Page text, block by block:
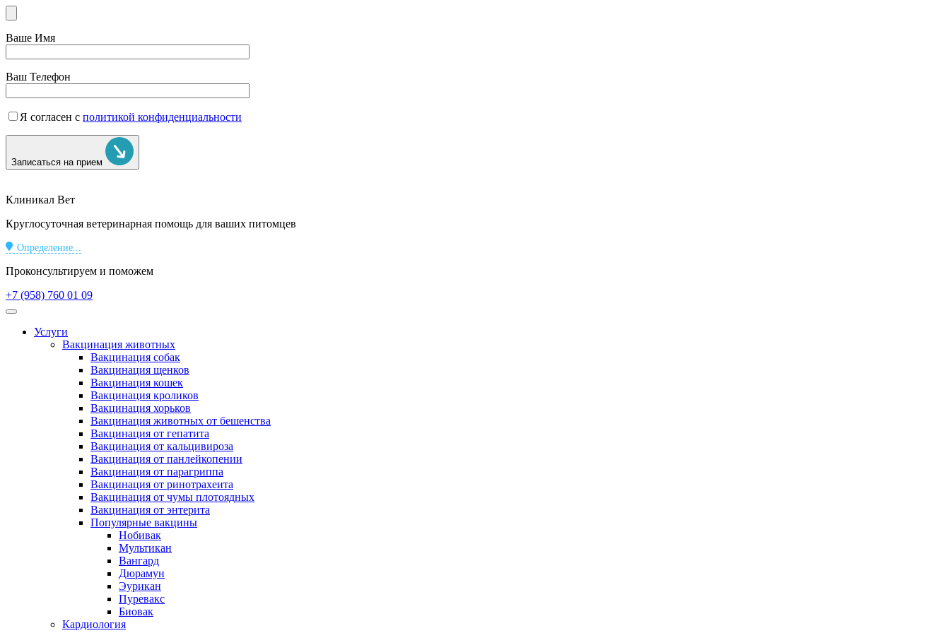
Ваше Имя
Ваш Телефон
Я согласен с политикой конфиденциальности
Записаться на прием
Клиникал Вет
Круглосуточная ветеринарная помощь для ваших питомцев
Определение...
Проконсультируем и поможем
+7 (958) 760 01 09
Услуги
Вакцинация животных
Вакцинация собак
Вакцинация щенков
Вакцинация кошек
Вакцинация кроликов
Вакцинация хорьков
Вакцинация животных от бешенства
Вакцинация от гепатита
Вакцинация от кальцивироза
Вакцинация от панлейкопении
Вакцинация от парагриппа
Вакцинация от ринотрахеита
Вакцинация от чумы плотоядных
Вакцинация от энтерита
Популярные вакцины
Нобивак
Мультикан
Вангард
Дюрамун
Эурикан
Пуревакс
Биовак
Кардиология